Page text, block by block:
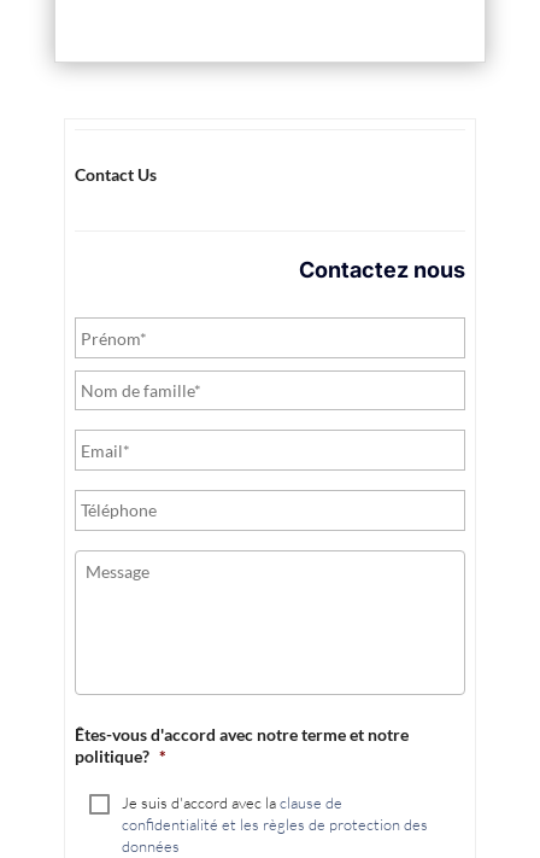
Contact Us
Contactez nous
Êtes-vous d'accord avec notre terme et notre
politique? *
Je suis d'accord avec laclause de
confidentialité et les règles de protection des
données